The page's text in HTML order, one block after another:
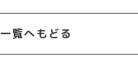
一覧へもどる